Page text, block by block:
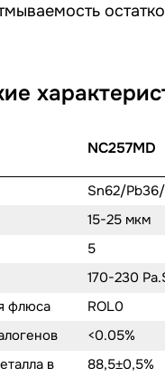
NC257MD
Sn62/
15-25 мкм
5
170-230
флюса
ROL0
<0.05%
в
88,5±0,5%